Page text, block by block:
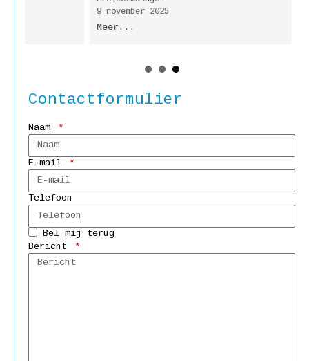
9 november 2025
Contactformulier
Naam
E-mail
Telefoon
Bel mij terug
Bericht